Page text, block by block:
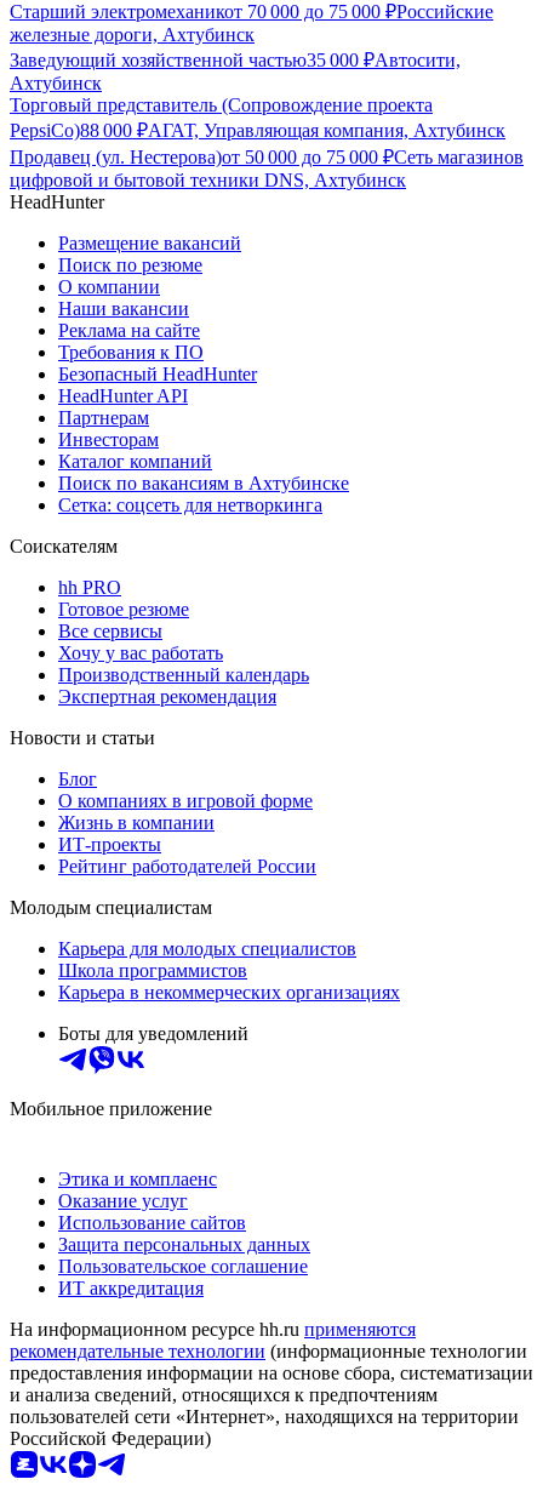
Старший электромеханикот 70 000 до 75 000 ₽Российские
железные дороги, Ахтубинск
Заведующий хозяйственной частью35 000 ₽Автосити,
Ахтубинск
Торговый представитель (Сопровождение проекта
PepsiCo)88 000 ₽АГАТ, Управляющая компания, Ахтубинск
Продавец (ул. Нестерова)от 50 000 до 75 000 ₽Сеть магазинов
цифровой и бытовой техники DNS, Ахтубинск
HeadHunter
Размещение вакансий
Поиск по резюме
О компании
Наши вакансии
Реклама на сайте
Требования к ПО
Безопасный HeadHunter
HeadHunter API
Партнерам
Инвесторам
Каталог компаний
Поиск по вакансиям в Ахтубинске
Сетка: соцсеть для нетворкинга
Соискателям
hh PRO
Готовое резюме
Все сервисы
Хочу у вас работать
Производственный календарь
Экспертная рекомендация
Новости и статьи
Блог
О компаниях в игровой форме
Жизнь в компании
ИТ-проекты
Рейтинг работодателей России
Молодым специалистам
Карьера для молодых специалистов
Школа программистов
Карьера в некоммерческих организациях
Боты для уведомлений
Мобильное приложение
Этика и комплаенс
Оказание услуг
Использование сайтов
Защита персональных данных
Пользовательское соглашение
ИТ аккредитация
На информационном ресурсе hh.ru применяются
рекомендательные технологии (информационные технологии
предоставления информации на основе сбора, систематизации
и анализа сведений, относящихся к предпочтениям
пользователей сети «Интернет», находящихся на территории
Российской Федерации)